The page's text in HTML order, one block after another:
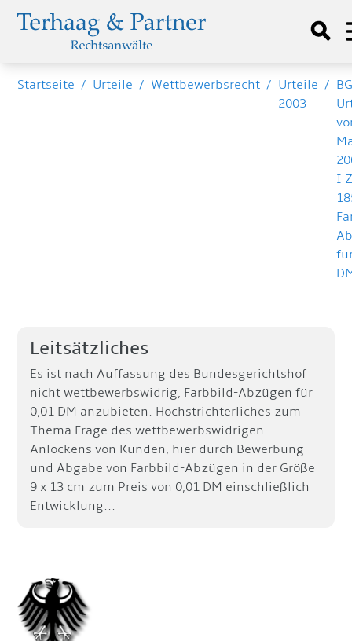
Startseite / Urteile / Wettbewerbsrecht / Urteile
2003
/
I
Leitsätzliches
Es ist nach Auffassung des Bundesgerichtshof
nicht wettbewerbswidrig, Farbbild-Abzügen für
0,01 DM anzubieten. Höchstrichterliches zum
Thema Frage des wettbewerbswidrigen
Anlockens von Kunden, hier durch Bewerbung
und Abgabe von Farbbild-Abzügen in der Größe
9 x 13 cm zum Preis von 0,01 DM einschließlich
Entwicklung...